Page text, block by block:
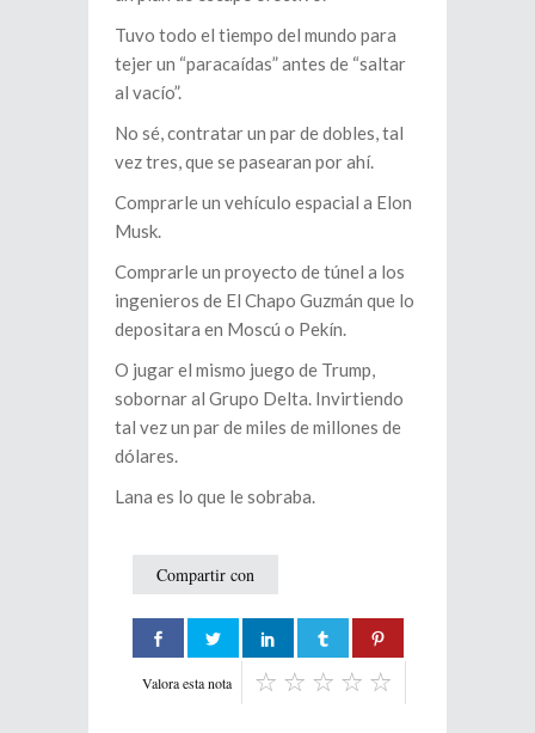
Tuvo todo el tiempo del mundo para
tejer un “paracaídas” antes de “saltar
al vacío”.
No sé, contratar un par de dobles, tal
vez tres, que se pasearan por ahí.
Comprarle un vehículo espacial a Elon
Musk.
Comprarle un proyecto de túnel a los
ingenieros de El Chapo Guzmán que lo
depositara en Moscú o Pekín.
O jugar el mismo juego de Trump,
sobornar al Grupo Delta. Invirtiendo
tal vez un par de miles de millones de
dólares.
Lana es lo que le sobraba.
Compartir con
Valora esta nota